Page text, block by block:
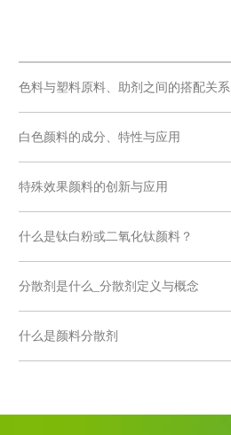
色料与塑料原料、助剂之间的搭配关系
白色颜料的成分、特性与应用
特殊效果颜料的创新与应用
什么是钛白粉或二氧化钛颜料？
分散剂是什么_分散剂定义与概念
什么是颜料分散剂